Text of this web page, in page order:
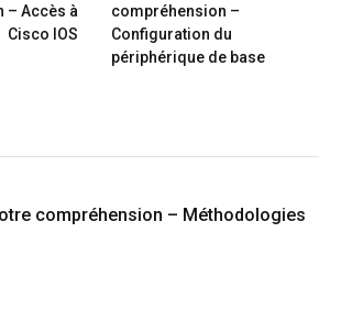
– Accès à
Cisco IOS
compréhension –
Configuration du
périphérique de base
compréhension – Méthodologies